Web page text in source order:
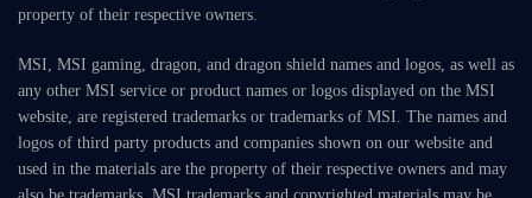
property of their respective owners.
MSI, MSI gaming, dragon, and dragon shield names and logos, as well as
any other MSI service or product names or logos displayed on the MSI
website, are registered trademarks or trademarks of MSI. The names and
logos of third party products and companies shown on our website and
used in the materials are the property of their respective owners and may